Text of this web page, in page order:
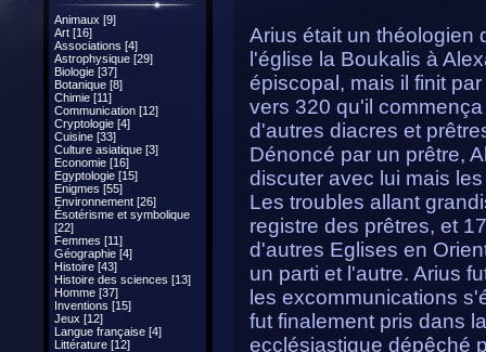
Animaux [9]
Art [16]
Associations [4]
Astrophysique [29]
Biologie [37]
Botanique [8]
Chimie [11]
Communication [12]
Cryptologie [4]
Cuisine [33]
Culture asiatique [3]
Economie [16]
Egyptologie [15]
Enigmes [55]
Environnement [26]
Ésotérisme et symbolique
[22]
Femmes [11]
Géographie [4]
Histoire [43]
Histoire des sciences [13]
Homme [37]
Inventions [15]
Jeux [12]
Langue française [4]
Littérature [12]
Arius était un théologien
l'église la Boukalis à
épiscopal, mais il finit
vers 320 qu'il
d'autres diacres et
Dénoncé par un prêtre,
discuter avec lui mais
Les troubles allant
registre des prêtres, et
d'autres Eglises en
un parti et l'autre. Arius
les excommunications
fut finalement pris dans
ecclésiastique dépêché